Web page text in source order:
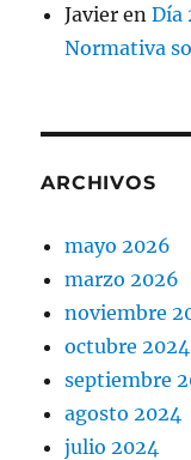
Javier enDía
Normativa
ARCHIVOS
mayo 2026
marzo 2026
noviembre
octubre 2024
septiembre
agosto 2024
julio 2024